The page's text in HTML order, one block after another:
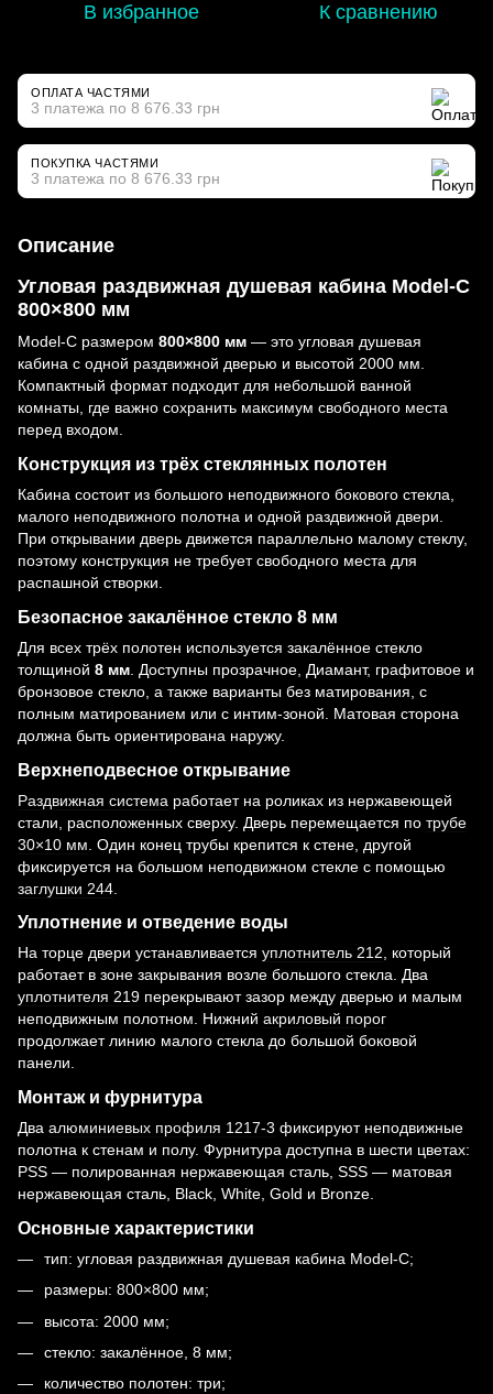
В избранное К сравнению
ОПЛАТА ЧАСТЯМИ
3 платежа по 8 676.33 грн
ПОКУПКА ЧАСТЯМИ
3 платежа по 8 676.33 грн
Описание
Угловая раздвижная душевая кабина Model-C
800×800 мм
Model-C размером 800×800 мм — это угловая душевая
кабина с одной раздвижной дверью и высотой 2000 мм.
Компактный формат подходит для небольшой ванной
комнаты, где важно сохранить максимум свободного места
перед входом.
Конструкция из трёх стеклянных полотен
Кабина состоит из большого неподвижного бокового стекла,
малого неподвижного полотна и одной раздвижной двери.
При открывании дверь движется параллельно малому стеклу,
поэтому конструкция не требует свободного места для
распашной створки.
Безопасное закалённое стекло 8 мм
Для всех трёх полотен используется закалённое стекло
толщиной 8 мм . Доступны прозрачное, Диамант, графитовое и
бронзовое стекло, а также варианты без матирования, с
полным матированием или с интим-зоной. Матовая сторона
должна быть ориентирована наружу.
Верхнеподвесное открывание
Раздвижная система работает на роликах из нержавеющей
стали, расположенных сверху. Дверь перемещается по трубе
30×10 мм . Один конец трубы крепится к стене, другой
фиксируется на большом неподвижном стекле с помощью
заглушки 244
Уплотнение и отведение воды
На торце двери устанавливается уплотнитель 212, который
работает в зоне закрывания возле большого стекла. Два
уплотнителя 219 перекрывают зазор между дверью и малым
неподвижным полотном. Нижний акриловый порог
продолжает линию малого стекла до большой боковой
панели.
Монтаж и фурнитура
Два алюминиевых профиля 1217-3 фиксируют неподвижные
полотна к стенам и полу. Фурнитура доступна в шести цветах:
PSS — полированная нержавеющая сталь, SSS — матовая
нержавеющая сталь, Black, White, Gold и Bronze.
Основные характеристики
тип: угловая раздвижная душевая кабина Model-C;
размеры: 800×800 мм;
высота: 2000 мм;
стекло: закалённое, 8 мм;
количество полотен: три;